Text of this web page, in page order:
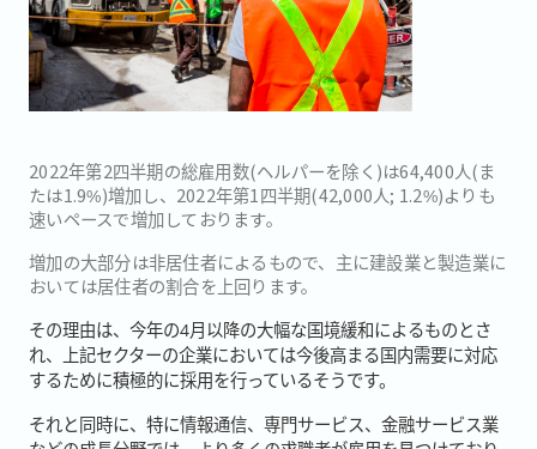
2022年第2四半期の総雇用数(ヘルパーを除く)は64,400人(ま
たは1.9%)増加し、2022年第1四半期(42,000人; 1.2%)よりも
速いペースで増加しております。
増加の大部分は非居住者によるもので、主に建設業と製造業に
おいては居住者の割合を上回ります。
その理由は、今年の4月以降の大幅な国境緩和によるものとさ
れ、上記セクターの企業においては今後高まる国内需要に対応
するために積極的に採用を行っているそうです。
それと同時に、特に情報通信、専門サービス、金融サービス業